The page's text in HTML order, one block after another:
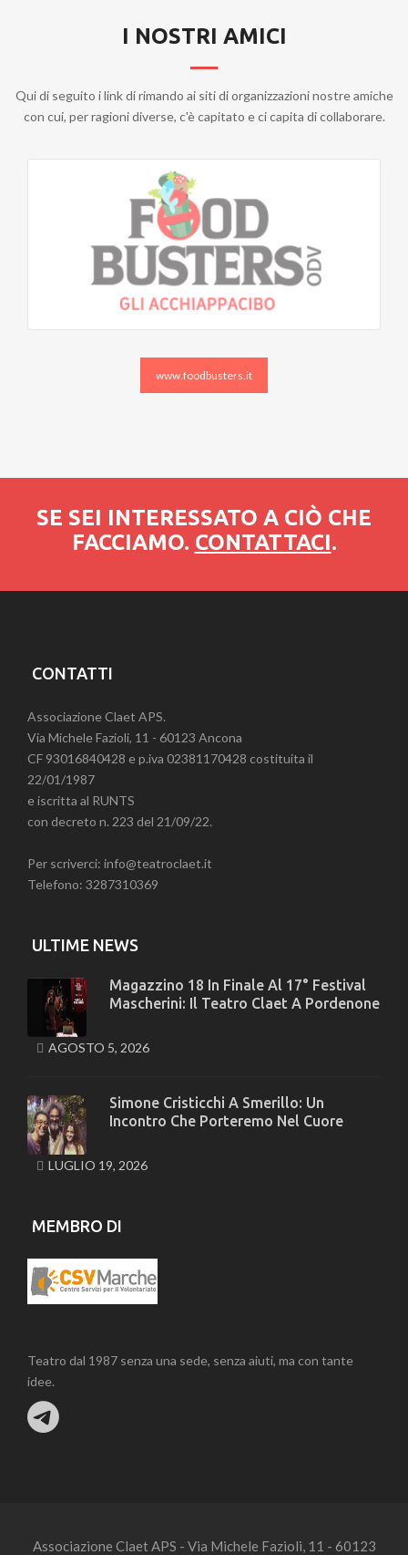
I NOSTRI AMICI
Qui di seguito i link di rimando ai siti di organizzazioni nostre amiche
con cui, per ragioni diverse, c'è capitato e ci capita di collaborare.
www.foodbusters.it
SE SEI INTERESSATO A CIÒ CHE
FACCIAMO. CONTATTACI.
CONTATTI
Associazione Claet APS.
Via Michele Fazioli, 11 - 60123 Ancona
CF 93016840428 e p.iva 02381170428 costituita il
22/01/1987
e iscritta al RUNTS
con decreto n. 223 del 21/09/22.
Per scriverci: info@teatroclaet.it
Telefono: 3287310369
ULTIME NEWS
Magazzino 18 In Finale Al 17° Festival
Mascherini: Il Teatro Claet A Pordenone
AGOSTO 5, 2026
Simone Cristicchi A Smerillo: Un
Incontro Che Porteremo Nel Cuore
LUGLIO 19, 2026
MEMBRO DI
Teatro dal 1987 senza una sede, senza aiuti, ma con tante
idee.
Associazione Claet APS - Via Michele Fazioli, 11 - 60123